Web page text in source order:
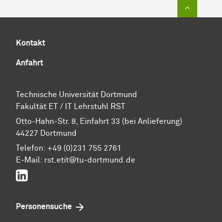
Kontakt
Anfahrt
Technische Universität Dortmund
Fakultät ET / IT Lehrstuhl RST
Otto-Hahn-Str. 8, Einfahrt 33 (bei Anlieferung)
44227 Dortmund
Telefon: +49 (0)231 755 2761
E-Mail: rst.etit@tu-dortmund.de
Personensuche